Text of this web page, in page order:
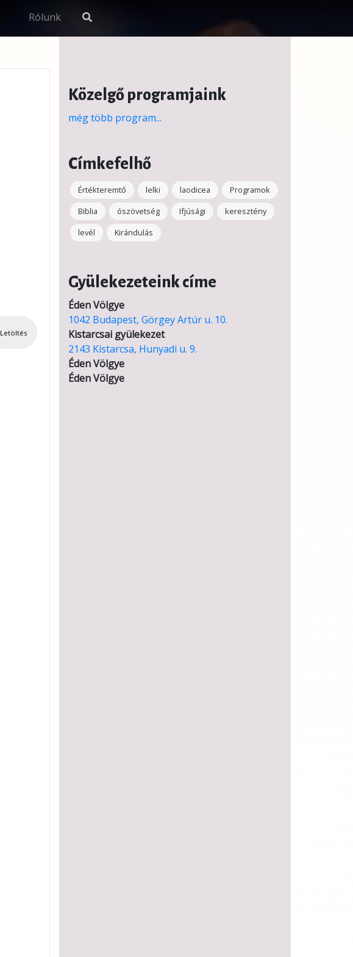
Rólunk
Letöltés
Közelgő programjaink
még több program...
Címkefelhő
Értékteremtő lelki laodicea
Programok
Biblia
ószövetség Ifjúsági
keresztény
levél
Kirándulás
Gyülekezeteink címe
Éden Völgye
1042 Budapest, Görgey Artúr u. 10.
Kistarcsai gyülekezet
2143 Kistarcsa, Hunyadi u. 9.
Éden Völgye
Éden Völgye